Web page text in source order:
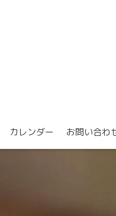
カレンダー お問い合わ